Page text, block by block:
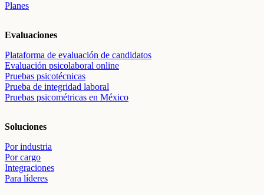
Planes
Evaluaciones
Plataforma de evaluación de candidatos
Evaluación psicolaboral online
Pruebas psicotécnicas
Prueba de integridad laboral
Pruebas psicométricas en México
Soluciones
Por industria
Por cargo
Integraciones
Para líderes